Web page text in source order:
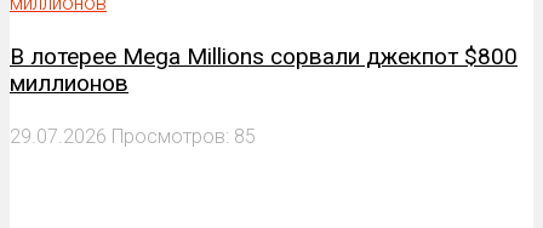
В лотерее Mega Millions сорвали джекпот $800
миллионов
29.07.2026 Просмотров: 85